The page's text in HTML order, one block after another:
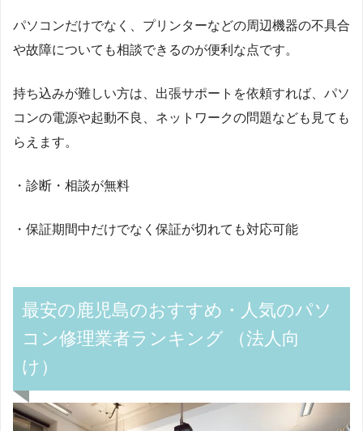
パソコンだけでなく、プリンターなどの周辺機器の不具合
や故障についても相談できるのが便利な点です。
持ち込みが難しい方は、出張サポートを依頼すれば、パソ
コンの電源や起動不良、ネットワークの問題なども見ても
らえます。
・診断・相談が無料
・保証期間中だけでなく保証が切れても対応可能
最安の鹿児島のおすすめ・人気のパソ
コン修理業者ランキング （法人向
け）